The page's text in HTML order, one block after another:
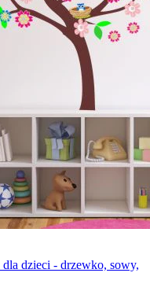
dzieci - drzewko, sowy,